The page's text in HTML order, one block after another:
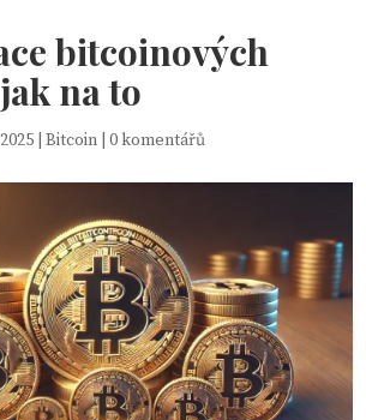
bitcoinových
na to
|Bitcoin |0 komentářů